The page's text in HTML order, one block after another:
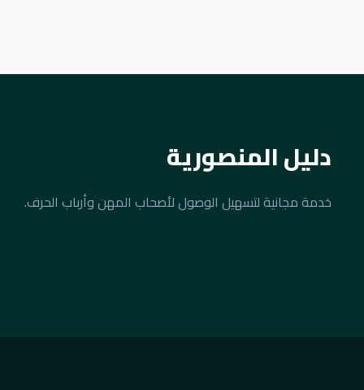
دليل المنصورية
خدمة مجانية لتسهيل الوصول لأصحاب المهن وأرباب الحرف.